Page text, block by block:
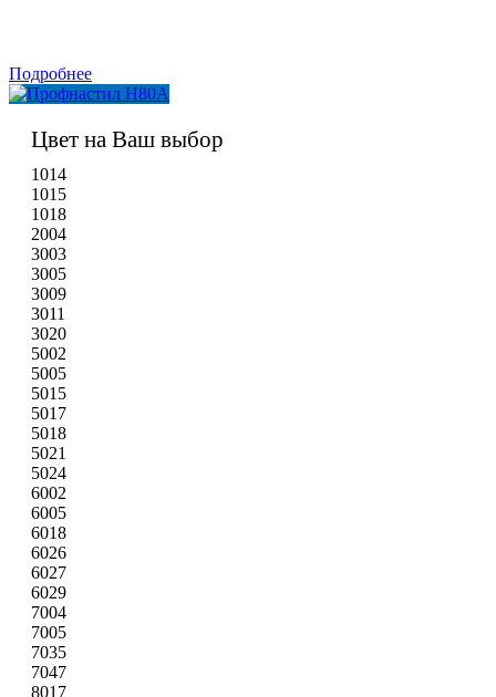
Подробнее
Цвет на Ваш выбор
1014
1015
1018
2004
3003
3005
3009
3011
3020
5002
5005
5015
5017
5018
5021
5024
6002
6005
6018
6026
6027
6029
7004
7005
7035
7047
8017